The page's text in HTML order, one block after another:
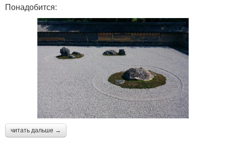
Понадобится:
читать дальше →